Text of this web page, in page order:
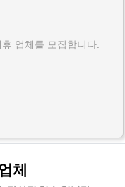
휴 업체를 모집합니다.
체